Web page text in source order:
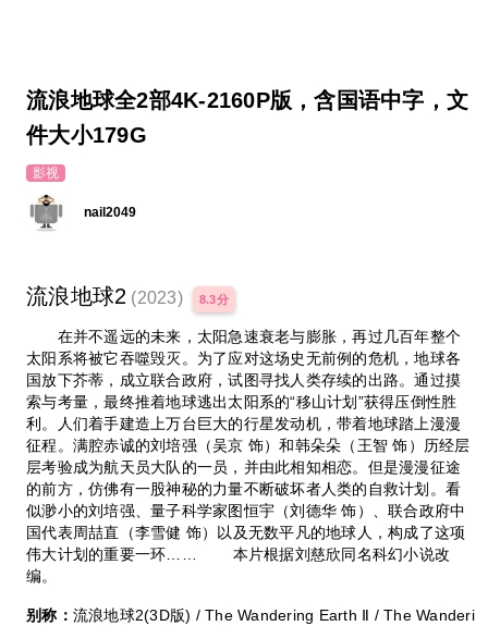
流浪地球全2部4K-2160P版，含国语中字，文
件大小179G
影视
nail2049
流浪地球2 (2023) 8.3分
在并不遥远的未来，太阳急速衰老与膨胀，再过几百年整个
太阳系将被它吞噬毁灭。为了应对这场史无前例的危机，地球各
国放下芥蒂，成立联合政府，试图寻找人类存续的出路。通过摸
索与考量，最终推着地球逃出太阳系的“移山计划”获得压倒性胜
利。人们着手建造上万台巨大的行星发动机，带着地球踏上漫漫
征程。满腔赤诚的刘培强（吴京 饰）和韩朵朵（王智 饰）历经层
层考验成为航天员大队的一员，并由此相知相恋。但是漫漫征途
的前方，仿佛有一股神秘的力量不断破坏者人类的自救计划。看
似渺小的刘培强、量子科学家图恒宇（刘德华 饰）、联合政府中
国代表周喆直（李雪健 饰）以及无数平凡的地球人，构成了这项
伟大计划的重要一环…… 本片根据刘慈欣同名科幻小说改
编。
别称： 流浪地球2(3D版) / The Wandering Earth Ⅱ / The Wanderi